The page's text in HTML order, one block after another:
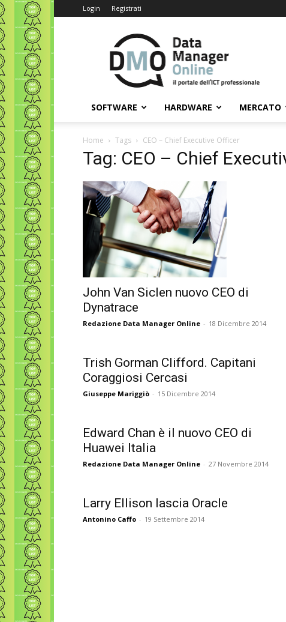
Login Registrati
Data
Manager
Online
SOFTWARE HARDWARE MERCATO
Home Tags CEO – Chief Executive Officer
Tag: CEO – Chief
John Van Siclen nuovo CEO di
Dynatrace
Redazione Data Manager Online - 18 Dicembre 2014
Trish Gorman Clifford. Capitani
Coraggiosi Cercasi
Giuseppe Mariggiò - 15 Dicembre 2014
Edward Chan è il nuovo CEO di
Huawei Italia
Redazione Data Manager Online - 27 Novembre 2014
Larry Ellison lascia Oracle
Antonino Caffo - 19 Settembre 2014